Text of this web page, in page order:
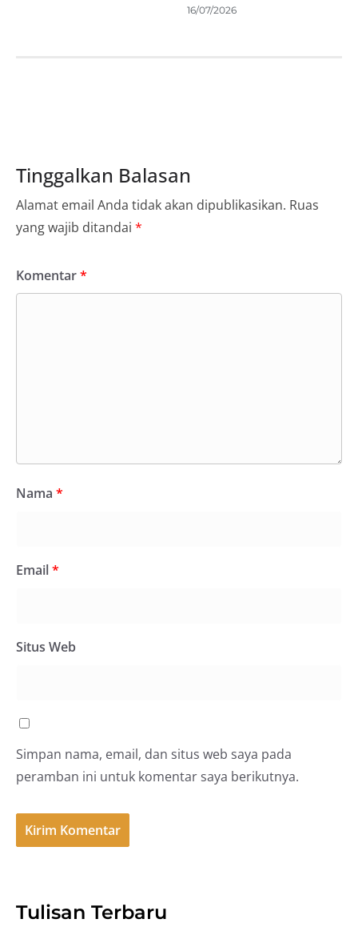
16/07/2026
Tinggalkan Balasan
Alamat email Anda tidak akan dipublikasikan. Ruas
yang wajib ditandai *
Komentar*
Nama *
Email*
Situs Web
Simpan nama, email, dan situs web saya pada
peramban ini untuk komentar saya berikutnya.
Tulisan Terbaru